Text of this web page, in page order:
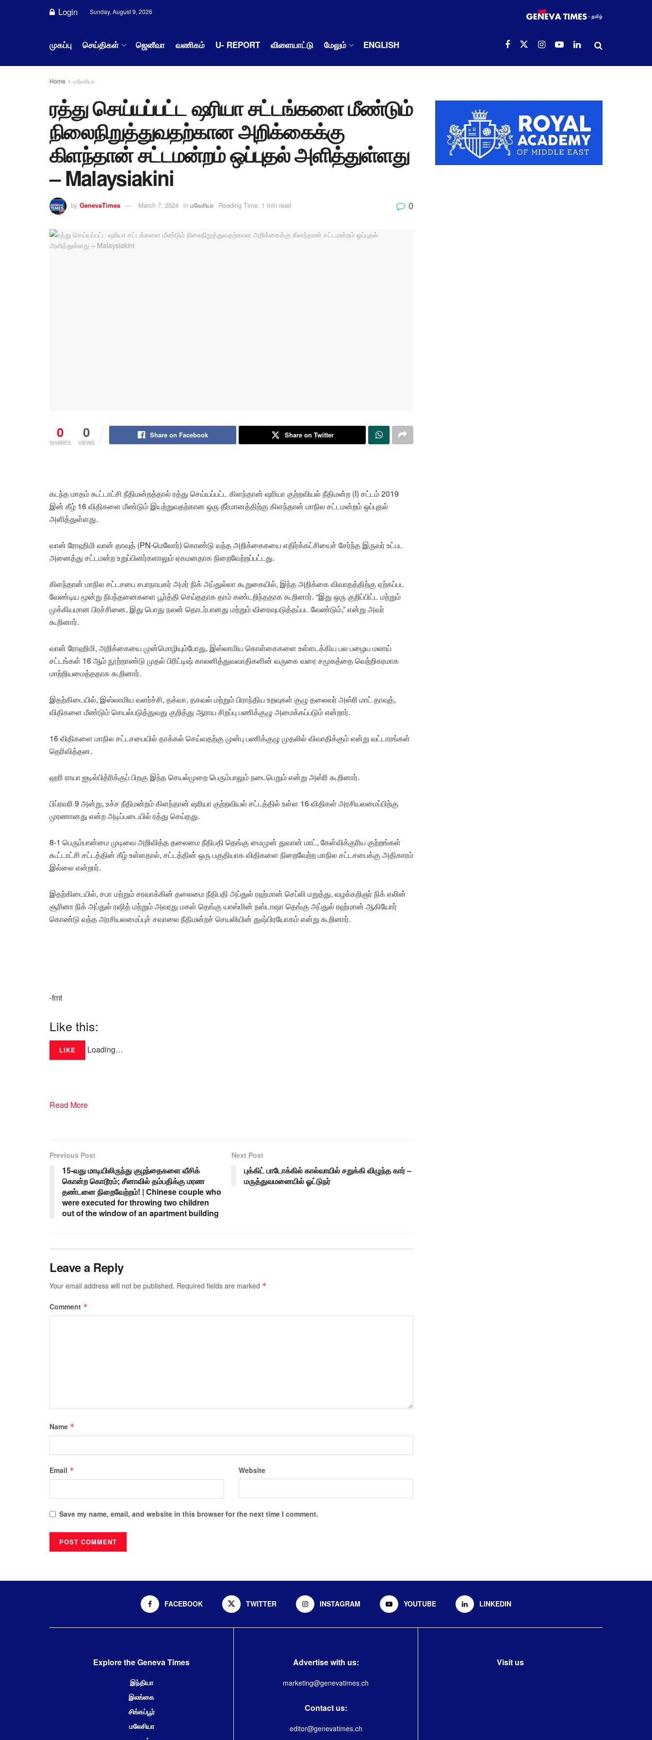
Login Sunday, August 9, 2026
முகப்பு செய்திகள் ஜெனீவா வணிகம் U- REPORT விளையாட்டு மேலும் ENGLISH
Home மலேசியா
ரத்து செய்யப்பட்ட ஷரியா சட்டங்களை மீண்டும்
நிலைநிறுத்துவதற்கான அறிக்கைக்கு
கிளந்தான் சட்டமன்றம் ஒப்புதல் அளித்துள்ளது
– Malaysiakini
by GenevaTimes March 7, 2024 in மலேசியா Reading Time: 1 min read 0
0
SHARES
0
VIEWS
Share on Facebook Share on Twitter
கடந்த மாதம் கூட்டாட்சி நீதிமன்றத்தால் ரத்து செய்யப்பட்ட கிளந்தான் ஷரியா குற்றவியல் நீதிமன்ற (I) சட்டம் 2019
இன் கீழ் 16 விதிகளை மீண்டும் இயற்றுவதற்கான ஒரு தீர்மானத்திற்கு கிளந்தான் மாநில சட்டமன்றம் ஒப்புதல்
அளித்துள்ளது.
வான் ரோஹிமி வான் தாவுத் (PN-மெலோர்) கொண்டு வந்த அறிக்கைகயை எதிர்க்கட்சியைச் சேர்ந்த இருவர் உட்பட
அனைத்து சட்டமன்ற உறுப்பினர்களாலும் ஏகமனதாக நிறைவேற்றப்பட்டது.
கிளந்தான் மாநில சட்டசபை சபாநாயகர் அமர் நிக் அப்துல்லா கூறுகையில், இந்த அறிக்கை விவாதத்திற்கு ஏற்கப்பட
வேண்டிய மூன்று நிபந்தனைகளை பூர்த்தி செய்ததாக தாம் கண்டறிந்ததாக கூறினார். “இது ஒரு குறிப்பிட்ட மற்றும்
முக்கியமான பிரச்சினை, இது பொது நலன் தொடர்பானது மற்றும் விரைவுபடுத்தப்பட வேண்டும்,” என்று அவர்
கூறினார்.
வான் ரோஹிமி, அறிக்கையை முன்மொழியும்போது, இஸ்லாமிய கொள்கைகளை உள்ளடக்கிய பல பழைய மலாய்
சட்டங்கள் 16 ஆம் நூற்றாண்டு முதல் பிரிட்டிஷ் காலனித்துவவாதிகளின் வருகை வரை சமூகத்தை வெற்றிகரமாக
மாற்றியமைத்ததாக கூறினார்.
இதற்கிடையில், இஸ்லாமிய வளர்ச்சி, தக்வா, தகவல் மற்றும் பிராந்திய உறவுகள் குழு தலைவர் அஸ்ரி மாட் தாவுத்,
விதிகளை மீண்டும் செயல்படுத்துவது குறித்து ஆராய சிறப்பு பணிக்குழு அமைக்கப்படும் என்றார்.
16 விதிகளை மாநில சட்டசபையில் தாக்கல் செய்வதற்கு முன்பு பணிக்குழு முதலில் விவாதிக்கும் என்று வட்டாரங்கள்
தெரிவித்தன.
ஹரி ராயா ஐடில்பித்ரிக்குப் பிறகு இந்த செயல்முறை பெரும்பாலும் நடைபெறும் என்று அஸ்ரி கூறினார்.
பிப்ரவரி 9 அன்று, உச்ச நீதிமன்றம் கிளந்தான் ஷரியா குற்றவியல் சட்டத்தில் உள்ள 16 விதிகள் அரசியலமைப்பிற்கு
முரணானது என்ற அடிப்படையில் ரத்து செய்தது.
8-1 பெரும்பான்மை முடிவை அறிவித்த தலைமை நீதிபதி தெங்கு மைமுன் துவான் மாட், கேள்விக்குரிய குற்றங்கள்
கூட்டாட்சி சட்டத்தின் கீழ் உள்ளதால், சட்டத்தின் ஒரு பகுதியாக விதிகளை நிறைவேற்ற மாநில சட்டசபைக்கு அதிகாரம்
இல்லை என்றார்.
இதற்கிடையில், சபா மற்றும் சரவாக்கின் தலைமை நீதிபதி அப்துல் ரஹ்மான் செப்லி மறுத்து, வழக்கறிஞர் நிக் எலின்
சூரினா நிக் அப்துல் ரஷித் மற்றும் அவரது மகள் தெங்கு யாஸ்மின் நஸ்டாஷா தெங்கு அப்துல் ரஹ்மான் ஆகியோர்
கொண்டு வந்த அரசியலமைப்புச் சவாலை நீதிமன்றச் செயலியின் துஷ்பிரயோகம் என்று கூறினார்.
-fmt
Like this:
LIKE Loading…
Read More
Previous Post
15-வது மாடியிலிருந்து குழந்தைகளை வீசிக்
கொன்ற கொடூரம்; சீனாவில் தம்பதிக்கு மரண
தண்டனை நிறைவேற்றம்! | Chinese couple who
were executed for throwing two children
out of the window of an apartment building
Next Post
புக்கிட் பாடோக்கில் கால்வாயில் சறுக்கி விழுந்த கார் –
மருத்துவமனையில் ஓட்டுநர்
Leave a Reply
Your email address will not be published. Required fields are marked *
Comment *
Name *
Email * Website
Save my name, email, and website in this browser for the next time I comment.
FACEBOOK TWITTER INSTAGRAM YOUTUBE LINKEDIN
Explore the Geneva Times
இந்தியா
இலங்கை
சிங்கப்பூர்
மலேசியா
Advertise with us:
marketing@genevatimes.ch
Contact us:
editor@genevatimes.ch
Visit us